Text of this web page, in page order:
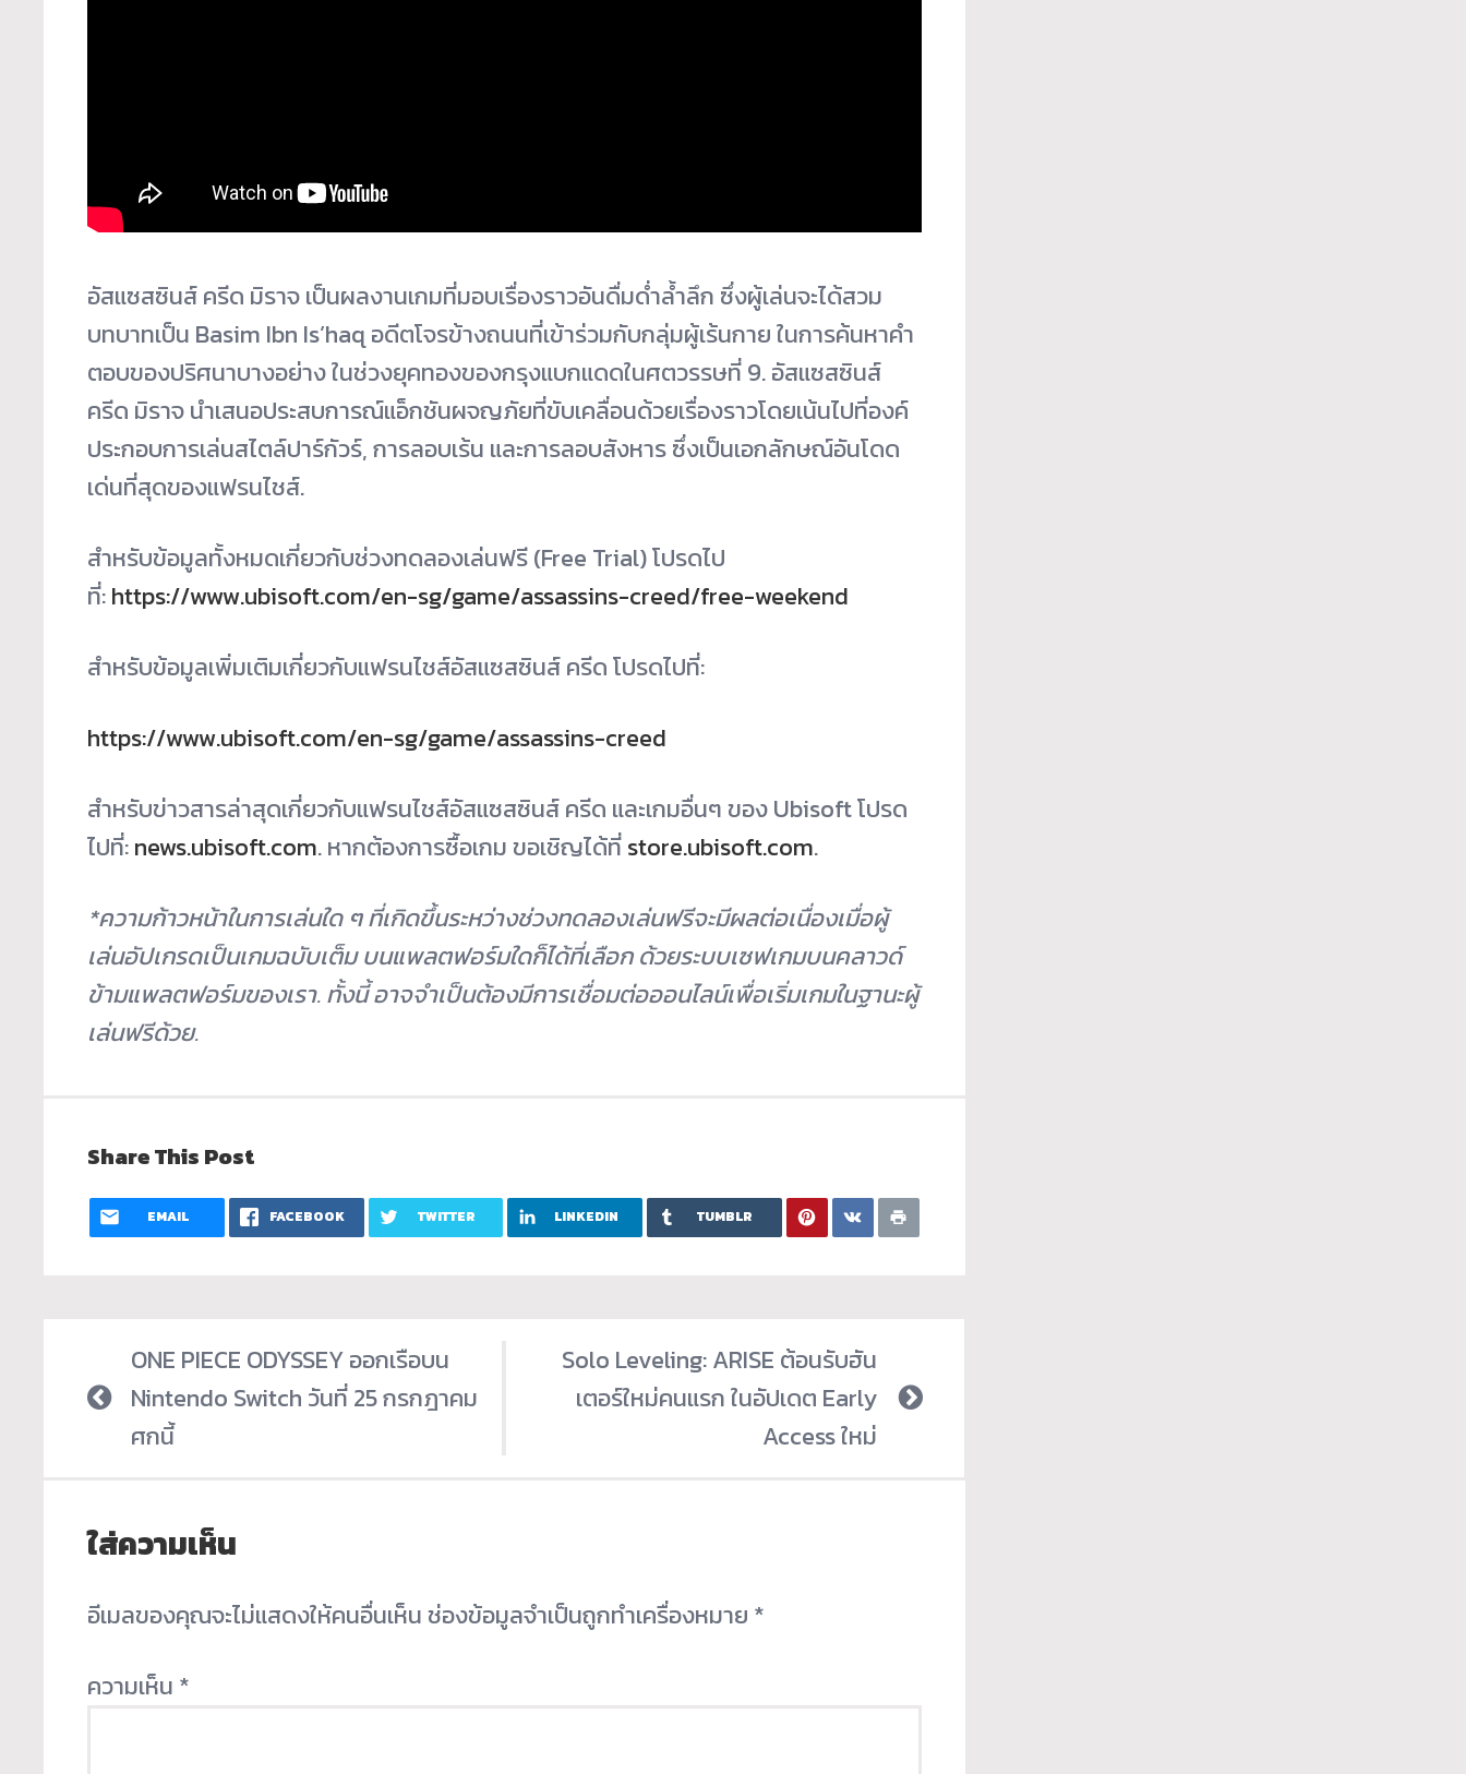
อัสแซสซินส์ ครีด มิราจ เป็นผลงานเกมที่มอบเรื่องราวอันดื่มด่ำล้ำลึก ซึ่งผู้เล่นจะได้สวม
บทบาทเป็น Basim Ibn Is’haq อดีตโจรข้างถนนที่เข้าร่วมกับกลุ่มผู้เร้นกาย ในการค้นหาคำ
ตอบของปริศนาบางอย่าง ในช่วงยุคทองของกรุงแบกแดดในศตวรรษที่ 9. อัสแซสซินส์
ครีด มิราจ นำเสนอประสบการณ์แอ็กชันผจญภัยที่ขับเคลื่อนด้วยเรื่องราวโดยเน้นไปที่องค์
ประกอบการเล่นสไตล์ปาร์กัวร์, การลอบเร้น และการลอบสังหาร ซึ่งเป็นเอกลักษณ์อันโดด
เด่นที่สุดของแฟรนไชส์.
สำหรับข้อมูลทั้งหมดเกี่ยวกับช่วงทดลองเล่นฟรี (Free Trial) โปรดไป
ที่:https://www.ubisoft.com/en-sg/game/assassins-creed/free-weekend
สำหรับข้อมูลเพิ่มเติมเกี่ยวกับแฟรนไชส์อัสแซสซินส์ ครีด โปรดไปที่:
https://www.ubisoft.com/en-sg/game/assassins-creed
สำหรับข่าวสารล่าสุดเกี่ยวกับแฟรนไชส์อัสแซสซินส์ ครีด และเกมอื่นๆ ของ Ubisoft โปรด
ไปที่:news.ubisoft.com. หากต้องการซื้อเกม ขอเชิญได้ที่store.ubisoft.com.
*ความก้าวหน้าในการเล่นใด ๆ ที่เกิดขึ้นระหว่างช่วงทดลองเล่นฟรีจะมีผลต่อเนื่องเมื่อผู้
เล่นอัปเกรดเป็นเกมฉบับเต็ม บนแพลตฟอร์มใดก็ได้ที่เลือก ด้วยระบบเซฟเกมบนคลาวด์
ข้ามแพลตฟอร์มของเรา. ทั้งนี้ อาจจำเป็นต้องมีการเชื่อมต่อออนไลน์เพื่อเริ่มเกมในฐานะผู้
เล่นฟรีด้วย.
Share This Post
EMAIL FACEBOOK TWITTER LINKEDIN TUMBLR
ONE PIECE ODYSSEY ออกเรือบน
Nintendo Switch วันที่ 25 กรกฎาคม
ศกนี้
Solo Leveling: ARISE ต้อนรับฮัน
เตอร์ใหม่คนแรก ในอัปเดต Early
Access ใหม่
ใส่ความเห็น
อีเมลของคุณจะไม่แสดงให้คนอื่นเห็นช่องข้อมูลจำเป็นถูกทำเครื่องหมาย *
ความเห็น *